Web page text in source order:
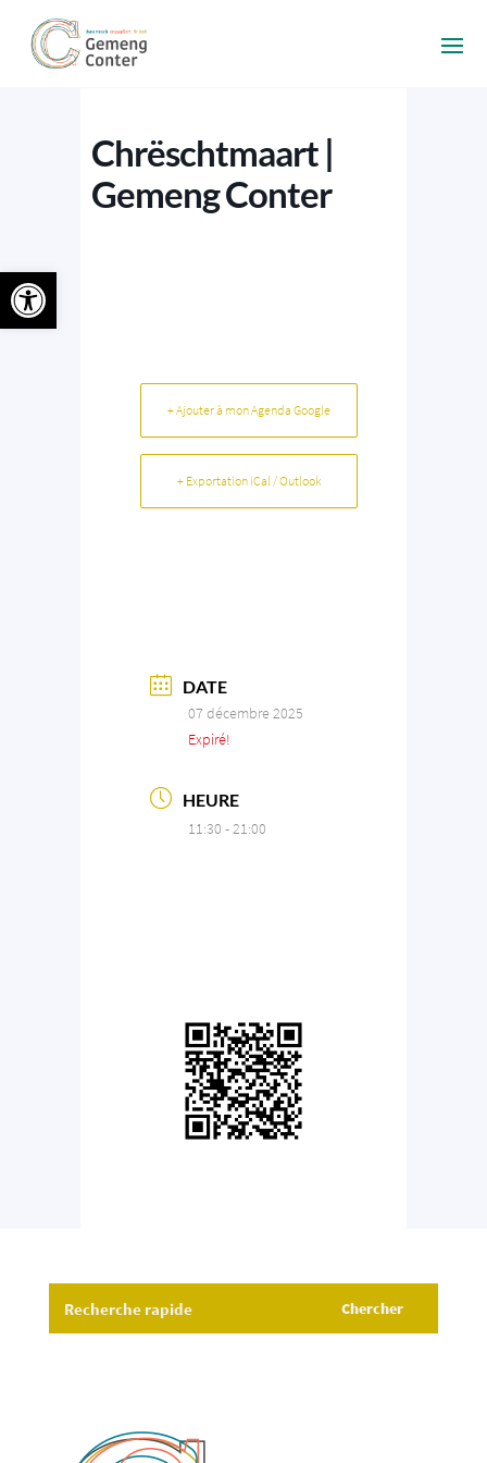
Chrëschtmaart |
Gemeng Conter
+ Ajouter à mon Agenda Google
+ Exportation iCal / Outlook
DATE
07 décembre 2025
Expiré!
HEURE
11:30 - 21:00
Ouvrir la barre d’outils